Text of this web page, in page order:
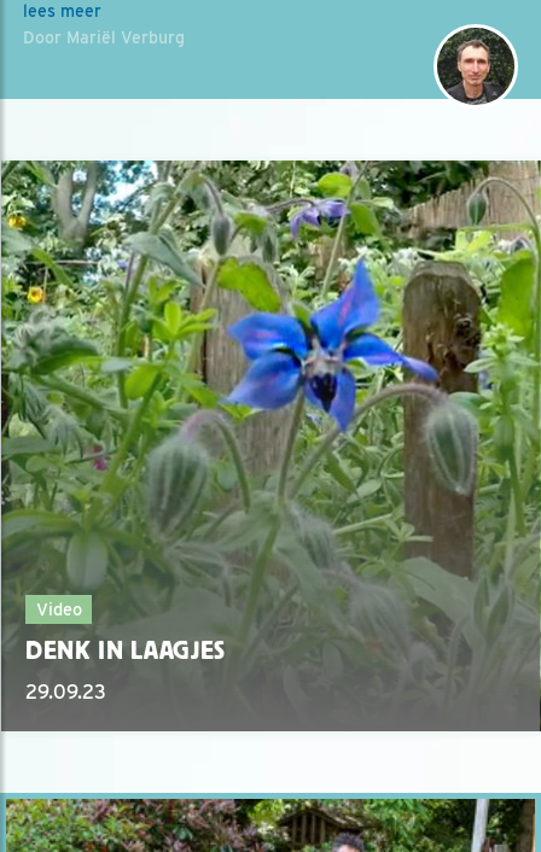
lees meer
Door Mariël Verburg
Video
DENK IN LAAGJES
29.09.23